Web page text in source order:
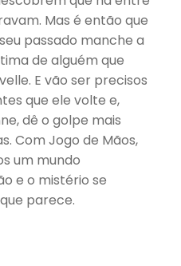
Mas é então que
passado manche a
de alguém que
E vão ser precisos
que ele volte e,
dê o golpe mais
Com Jogo de Mãos,
um mundo
e o mistério se
parece.